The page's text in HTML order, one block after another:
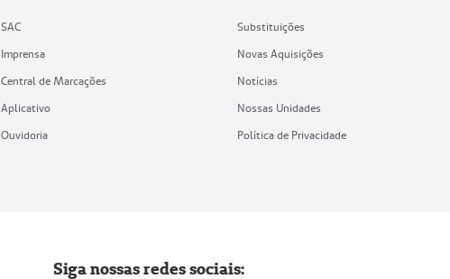
SAC
Imprensa
Central de Marcações
Aplicativo
Ouvidoria
Substituições
Novas Aquisições
Notícias
Nossas Unidades
Política de Privacidade
Siga nossas redes sociais: